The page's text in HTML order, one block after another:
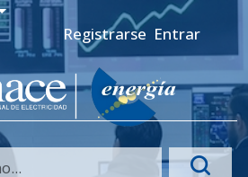
principal
Registrarse Entrar